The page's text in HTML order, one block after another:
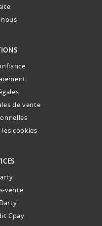
de vente
cookies
vente
Cpay